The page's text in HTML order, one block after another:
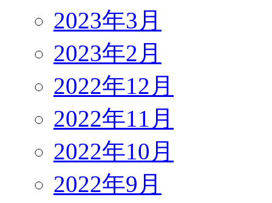
2023年3月
2023年2月
2022年12月
2022年11月
2022年10月
2022年9月